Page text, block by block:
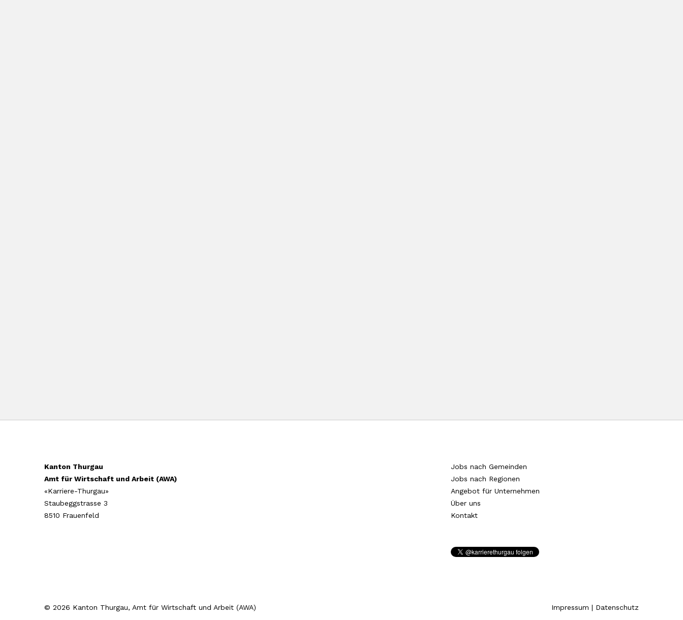
Kanton Thurgau
Amt für Wirtschaft und Arbeit (AWA)
«Karriere-Thurgau»
Staubeggstrasse 3
8510 Frauenfeld
Jobs nach Gemeinden
Jobs nach Regionen
Angebot für Unternehmen
Über uns
Kontakt
© 2026 Kanton Thurgau, Amt für Wirtschaft und Arbeit (AWA) Impressum | Datenschutz